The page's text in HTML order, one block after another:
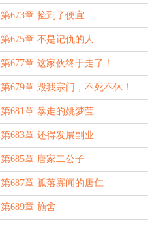
第673章 捡到了便宜
第675章 不是记仇的人
第677章 这家伙终于走了！
第679章 毁我宗门，不死不休！
第681章 暴走的姚梦莹
第683章 还得发展副业
第685章 唐家二公子
第687章 孤落寡闻的唐仁
第689章 施舍